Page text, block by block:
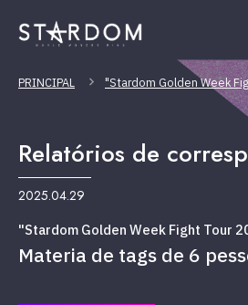
PRINCIPAL "Stardom Golden Week
Relatórios de
2025.04.29
"Stardom Golden Week Fight Tour
Materia de tags de 6